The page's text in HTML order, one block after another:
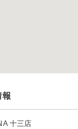
報
十三店